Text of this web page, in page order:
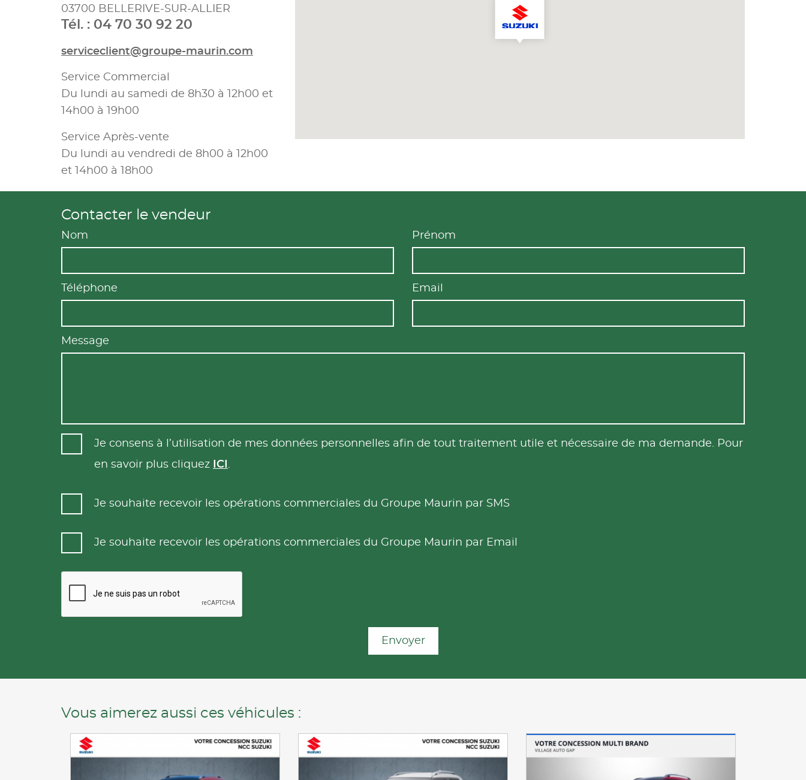
03700 BELLERIVE-SUR-ALLIER
Tél. : 04 70 30 92 20
serviceclient@groupe-maurin.com
Service Commercial
Du lundi au samedi de 8h30 à 12h00 et
14h00 à 19h00
Service Après-vente
Du lundi au vendredi de 8h00 à 12h00
et 14h00 à 18h00
Contacter le vendeur
Nom Prénom
Téléphone Email
Message
Je consens à l’utilisation de mes données personnelles afin de tout traitement utile et nécessaire de ma demande. Pour
en savoir plus cliquez
ICI .
Je souhaite recevoir les opérations commerciales du Groupe Maurin par SMS
Je souhaite recevoir les opérations commerciales du Groupe Maurin par Email
Envoyer
Vous aimerez aussi ces véhicules :